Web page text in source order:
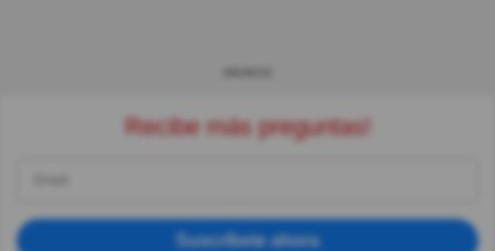
Recibe más preguntas!
Suscríbete ahora